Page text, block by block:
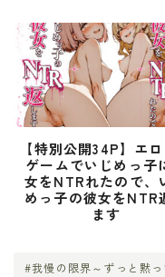
【特別公開34P】エ
ゲームでいじめっ子
女をNTRれたので、
めっ子の彼女をNTR
ます
#我慢の限界～ずっと黙